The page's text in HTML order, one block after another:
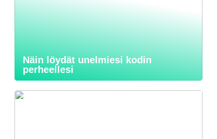
Näin löydät unelmiesi kodin
perheellesi